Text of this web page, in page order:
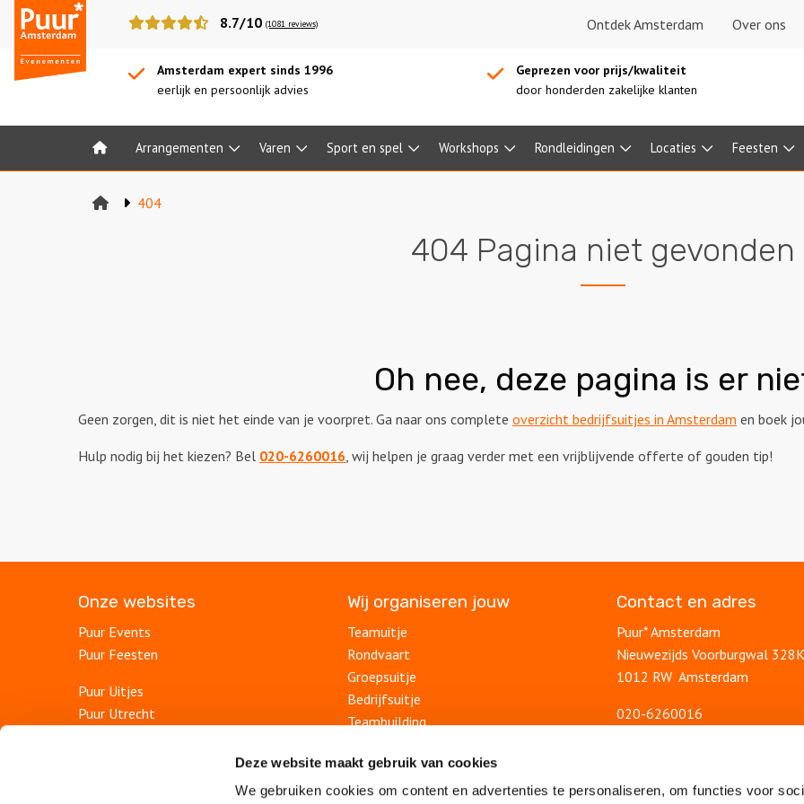
Deze website maakt gebruik van cookies
We gebruiken cookies om content en advertenties te personaliseren, om functies voor
Puur*
Amsterdam
bedrijfsuitjes
8.7/10 (1081 reviews) Ontdek Amsterdam Over ons
Amsterdam expert sinds 1996
eerlijk en persoonlijk advies
Geprezen voor prijs/kwaliteit
door honderden zakelijke klanten
Home Arrangementen Varen Sport en spel Workshops Rondleidingen Locaties Feesten
404
404 Pagina niet gevonden
Oh nee, deze pagina is er
Geen zorgen, dit is niet het einde van je voorpret. Ga naar ons complete overzicht bedrijfsuitjes in Amsterdam en boek
Hulp nodig bij het kiezen? Bel 020-6260016 , wij helpen je graag verder met een vrijblijvende offerte of gouden tip!
Onze websites
Puur Events
Puur Feesten
Puur Uitjes
Puur Utrecht
Wij organiseren jouw
Teamuitje
Rondvaart
Groepsuitje
Bedrijfsuitje
Teambuilding
Personeelsuitje
Contact en adres
Puur* Amsterdam
Nieuwezijds Voorburgwal 328K
1012 RW Amsterdam
020-6260016
Blog